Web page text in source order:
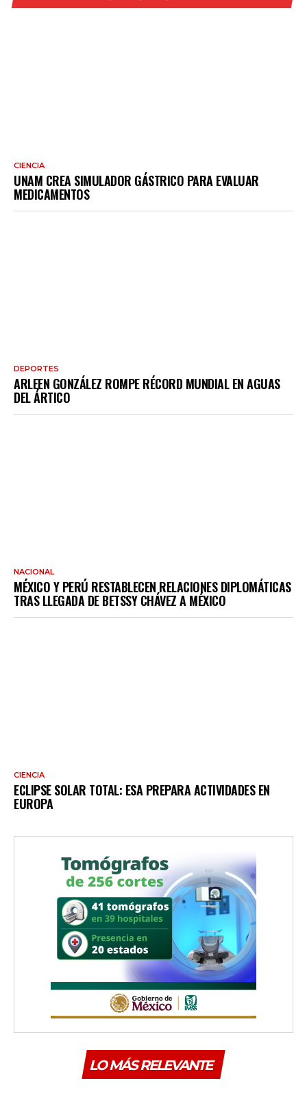
CIENCIA
UNAM CREA SIMULADOR GÁSTRICO PARA EVALUAR
MEDICAMENTOS
DEPORTES
ARLEEN GONZÁLEZ ROMPE RÉCORD MUNDIAL EN AGUAS
DEL ÁRTICO
NACIONAL
MÉXICO Y PERÚ RESTABLECEN RELACIONES DIPLOMÁTICAS
TRAS LLEGADA DE BETSSY CHÁVEZ A MÉXICO
CIENCIA
ECLIPSE SOLAR TOTAL: ESA PREPARA ACTIVIDADES EN
EUROPA
LO MÁS RELEVANTE